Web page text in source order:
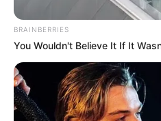
BRAINBERRIES
You Wouldn't Believe It If It